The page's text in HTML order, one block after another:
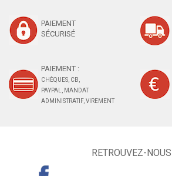
PAIEMENT
SÉCURISÉ
PAIEMENT :
CHÈQUES, CB,
PAYPAL, MANDAT
ADMINISTRATIF, VIREMENT
RETROUVEZ-NOUS